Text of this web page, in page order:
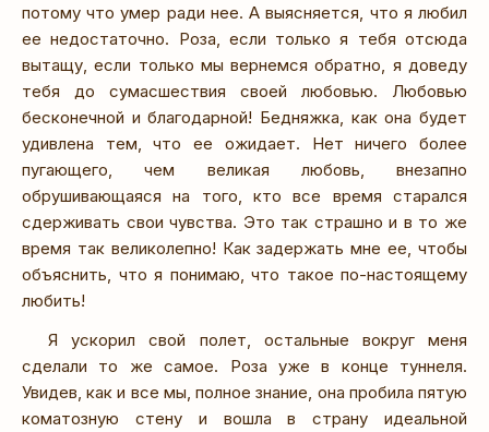
потому что умер ради нее. А выясняется, что я любил
ее недостаточно. Роза, если только я тебя отсюда
вытащу, если только мы вернемся обратно, я доведу
тебя до сумасшествия своей любовью. Любовью
бесконечной и благодарной! Бедняжка, как она будет
удивлена тем, что ее ожидает. Нет ничего более
пугающего, чем великая любовь, внезапно
обрушивающаяся на того, кто все время старался
сдерживать свои чувства. Это так страшно и в то же
время так великолепно! Как задержать мне ее, чтобы
объяснить, что я понимаю, что такое по-настоящему
любить!
Я ускорил свой полет, остальные вокруг меня
сделали то же самое. Роза уже в конце туннеля.
Увидев, как и все мы, полное знание, она пробила пятую
коматозную стену и вошла в страну идеальной